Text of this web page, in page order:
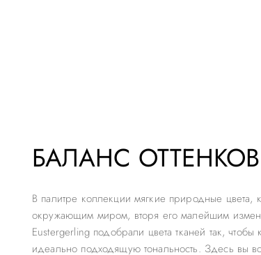
БАЛАНС ОТТЕНКОВ
В палитре коллекции мягкие природные цвета,
окружающим миром, вторя его малейшим
Eustergerling подобрали цвета тканей так,
идеально подходящую тональность. Здесь вы